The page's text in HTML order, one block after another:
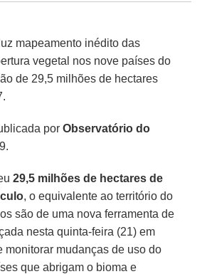
mapeamento inédito das
vegetal nos nove países do
de 29,5 milhões de hectares
porObservatório do
29,5 milhões de hectares de
, o equivalente ao território do
são de uma nova ferramenta de
nesta quinta-feira (21) em
monitorar mudanças de uso do
que abrigam o bioma e